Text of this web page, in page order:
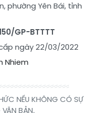
phường Yên Bái, tỉnh
GP-BTTTT
ngày 22/03/2022
NẾU KHÔNG CÓ SỰ
BẢN.